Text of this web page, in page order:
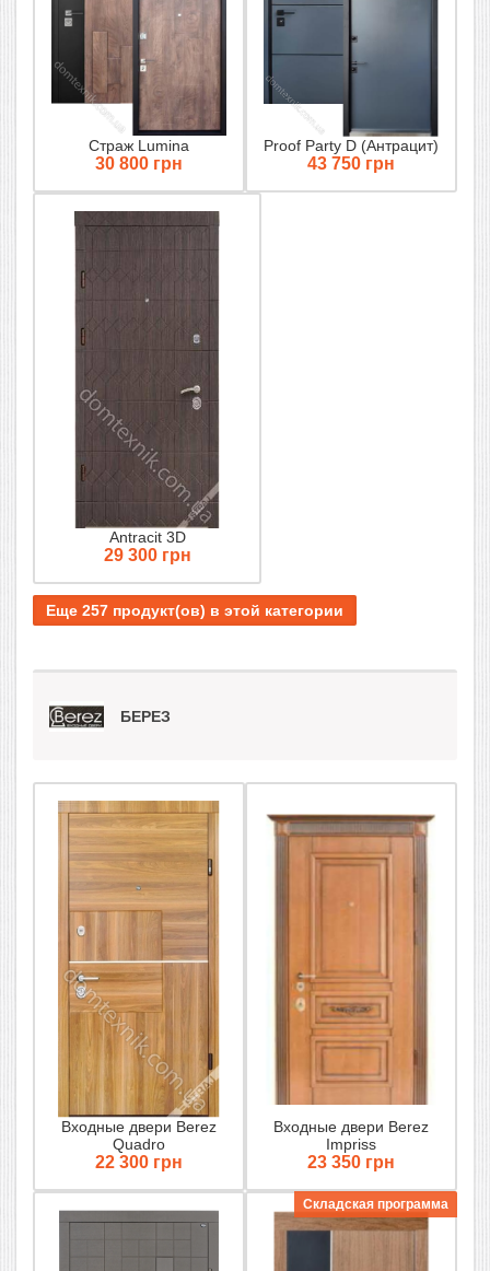
Страж Lumina
30 800 грн
Proof Party D (Антрацит)
43 750 грн
Antracit 3D
29 300 грн
Еще 257 продукт(ов) в этой категории
БЕРЕЗ
Входные двери Berez
Quadro
22 300 грн
Входные двери Berez
Impriss
23 350 грн
Складская программа